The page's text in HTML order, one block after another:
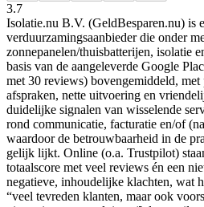
3.7
Isolatie.nu B.V. (GeldBesparen.nu) is
verduurzamingsaanbieder die onder
zonnepanelen/thuisbatterijen, isolatie
basis van de aangeleverde Google
met 30 reviews) bovengemiddeld,
afspraken, nette uitvoering en
duidelijke signalen van wisselende
rond communicatie, facturatie en/of
waardoor de betrouwbaarheid in de
gelijk lijkt. Online (o.a. Trustpilot)
totaalscore met veel reviews én een
negatieve, inhoudelijke klachten, wat
“veel tevreden klanten, maar ook